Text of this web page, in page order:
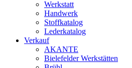
Werkstatt
Handwerk
Stoffkatalog
Lederkatalog
Verkauf
AKANTE
Bielefelder Werkstätten